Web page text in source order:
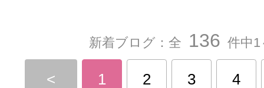
新着ブログ：全 136 件中1
< 1 2 3 4